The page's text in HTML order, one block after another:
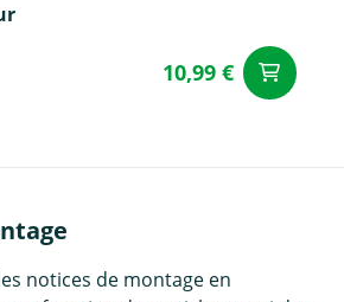
10,99 €
notices de montage en